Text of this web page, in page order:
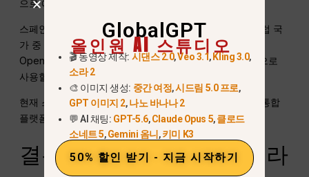
으로 예상됩니다.
스페인은 강력한 크리에이티브 및 기술 생태계로 인해 유럽 국
가 중 가장 먼저 접근 권한을 얻게 될 가능성이 높습니다.
OpenAI가 EU 디지털 규정 준수 표준을 충족하면 공개적으로
사용할 수 있게 될 것입니다.
현재 스페인 사용자들은 이미 글로벌 액세스를 제공하는 통합
플랫폼을 통해 소라 2의 기능을 경험할 수 있습니다.
결론: 오늘 스페인에서 소라
GlobalGPT
올인원 AI 스튜디오
🎬 동영상 제작: 시댄스 2.0,Veo 3.1,Kling 3.0,
소라 2
🎨 이미지 생성: 중간 여정,시드림 5.0 프로,
GPT 이미지 2,나노 바나나 2
💬 AI 채팅: GPT-5.6,Claude Opus 5,클로드
소네트 5,Gemini 옴니,키미 K3
50% 할인 받기 - 지금 시작하기